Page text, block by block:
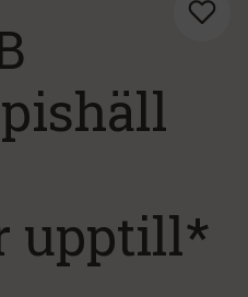
upptill*